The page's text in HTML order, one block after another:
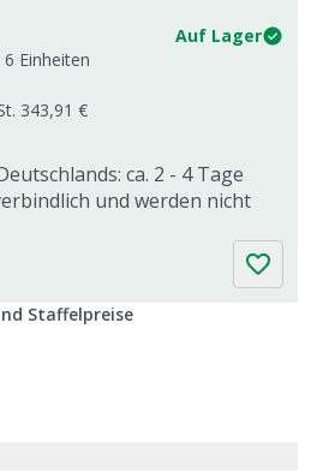
Auf Lager
6 Einheiten
343,91 €
ca. 2 - 4 Tage
und werden nicht
Staffelpreise